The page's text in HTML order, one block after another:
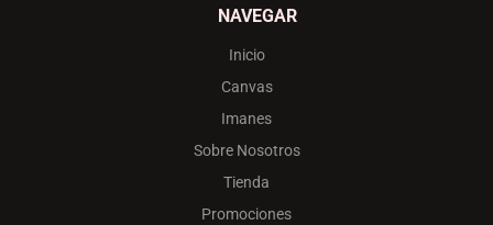
NAVEGAR
Inicio
Canvas
Imanes
Sobre Nosotros
Tienda
Promociones